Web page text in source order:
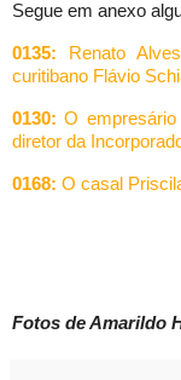
Segue em anexo
0135: Renato
curitibano Flávio
0130:O empresário
diretor da
0168: O casal
Fotos de Amarildo